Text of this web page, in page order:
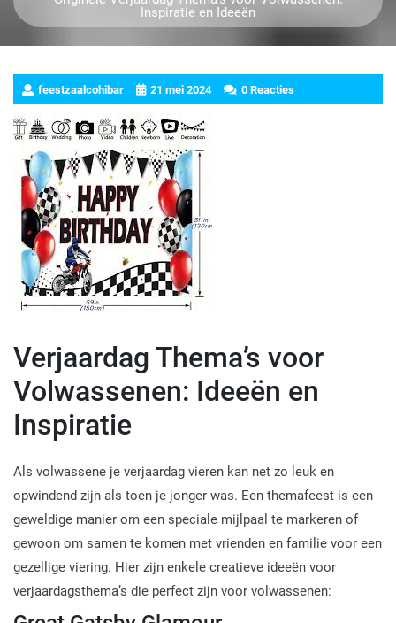
Inspiratie en Ideeën
feestzaalcohibar 21 mei 2024 0 Reacties
Verjaardag Thema’s voor
Volwassenen: Ideeën en
Inspiratie
Als volwassene je verjaardag vieren kan net zo leuk en
opwindend zijn als toen je jonger was. Een themafeest is een
geweldige manier om een speciale mijlpaal te markeren of
gewoon om samen te komen met vrienden en familie voor een
gezellige viering. Hier zijn enkele creatieve ideeën voor
verjaardagsthema’s die perfect zijn voor volwassenen: